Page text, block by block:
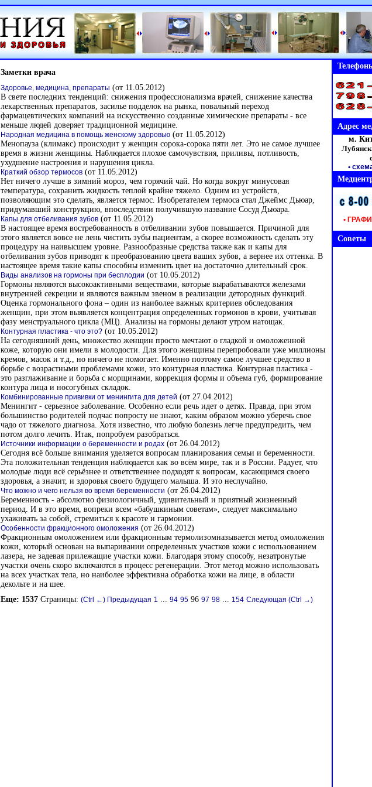
Заметки врача
Здоровье, медицина, препараты (от 11.05.2012)
В свете последних тенденций: снижения профессионализма врачей, снижение качества
лекарственных препаратов, засилье подделок на рынка, повальный переход
фармацевтических компаний на искусственно созданные химические препараты - все
меньше людей доверяет традиционной медицине.
Народная медицина в помощь женскому здоровью (от 11.05.2012)
Менопауза (климакс) происходит у женщин сорока-сорока пяти лет. Это не самое лучшее
время в жизни женщины. Наблюдается плохое самочувствия, приливы, потливость,
ухудшение настроения и нарушения цикла.
Краткий обзор термосов (от 11.05.2012)
Нет ничего лучше в зимний мороз, чем горячий чай. Но когда вокруг минусовая
температура, сохранить жидкость теплой крайне тяжело. Одним из устройств,
позволяющим это сделать, является термос. Изобретателем термоса стал Джеймс Дьюар,
придумавший конструкцию, впоследствии получившую название Сосуд Дьюара.
Капы для отбеливания зубов (от 11.05.2012)
В настоящее время востребованность в отбеливании зубов повышается. Причиной для
этого является вовсе не лень чистить зубы пациентам, а скорее возможность сделать эту
процедуру на наивысшем уровне. Разнообразные средства также как и капы для
отбеливания зубов приводят к преобразованию цвета ваших зубов, а вернее их оттенка. В
настоящее время такие капы способны изменить цвет на достаточно длительный срок.
Виды анализов на гормоны при бесплодии (от 10.05.2012)
Гормоны являются высокоактивными веществами, которые вырабатываются железами
внутренней секреции и являются важным звеном в реализации детородных функций.
Оценка гормонального фона – один из наиболее важных критериев обследования
женщин, при этом выявляется концентрация определенных гормонов в крови, учитывая
фазу менструального цикла (МЦ). Анализы на гормоны делают утром натощак.
Контурная пластика - что это? (от 10.05.2012)
На сегодняшний день, множество женщин просто мечтают о гладкой и омоложенной
коже, которую они имели в молодости. Для этого женщины перепробовали уже миллионы
кремов, масок и т.д., но ничего не помогает. Именно поэтому самое лучшее средство в
борьбе с возрастными проблемами кожи, это контурная пластика. Контурная пластика -
это разглаживание и борьба с морщинами, коррекция формы и объема губ, формирование
контура лица и носогубных складок.
Комбинированные прививки от менингита для детей (от 27.04.2012)
Менингит - серьезное заболевание. Особенно если речь идет о детях. Правда, при этом
большинство родителей подчас попросту не знают, каким образом можно уберечь свое
чадо от тяжелого диагноза. Хотя известно, что любую болезнь легче предупредить, чем
потом долго лечить. Итак, попробуем разобраться.
Источники информации о беременности и родах (от 26.04.2012)
Сегодня всё больше внимания уделяется вопросам планирования семьи и беременности.
Эта положительная тенденция наблюдается как во всём мире, так и в России. Радует, что
молодые люди всё серьёзнее и ответственнее подходят к вопросам, касающимся своего
здоровья, а значит, и здоровья своего будущего малыша. И это неслучайно.
Что можно и чего нельзя во время беременности (от 26.04.2012)
Беременность - абсолютно физиологичный, удивительный и приятный жизненный
период. И в это время, вопреки всем «бабушкиным советам», следует максимально
ухаживать за собой, стремиться к красоте и гармонии.
Особенности фракционного омоложения (от 26.04.2012)
Фракционным омоложением или фракционным термолизомназывается метод омоложения
кожи, который основан на выпаривании определенных участков кожи с использованием
лазера, не задевая прилежащие участки кожи. Благодаря этому способу, незатронутые
участки очень скоро включаются в процесс регенерации. Этот метод можно использовать
на всех участках тела, но наиболее эффективна обработка кожи на лице, в области
декольте и на шее.
Еще: 1537 Страницы: (Ctrl ←) Предыдущая 1 ... 94 95 96 97 98 ... 154 Следующая (Ctrl →)
Адрес
м.
•
•
Советы